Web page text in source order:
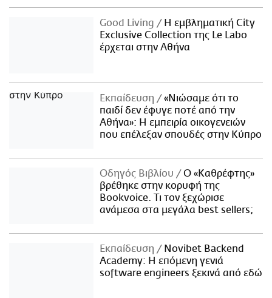
Good Living
Η εμβληματική City
Exclusive Collection της Le Labo
έρχεται στην Αθήνα
Εκπαίδευση
«Νιώσαμε ότι το
παιδί δεν έφυγε ποτέ από την
Αθήνα»: Η εμπειρία οικογενειών
που επέλεξαν σπουδές στην Κύπρο
Οδηγός Βιβλίου
Ο «Καθρέφτης»
βρέθηκε στην κορυφή της
Bookvoice. Τι τον ξεχώρισε
ανάμεσα στα μεγάλα best sellers;
Εκπαίδευση
Novibet Backend
Academy: Η επόμενη γενιά
software engineers ξεκινά από εδώ